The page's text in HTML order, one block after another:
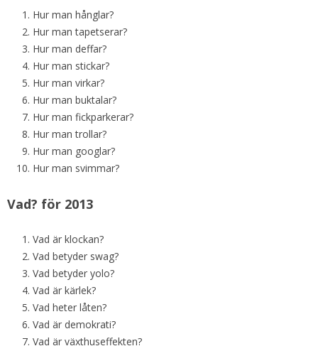
Hur man hånglar?
Hur man tapetserar?
Hur man deffar?
Hur man stickar?
Hur man virkar?
Hur man buktalar?
Hur man fickparkerar?
Hur man trollar?
Hur man googlar?
Hur man svimmar?
Vad? för 2013
Vad är klockan?
Vad betyder swag?
Vad betyder yolo?
Vad är kärlek?
Vad heter låten?
Vad är demokrati?
Vad är växthuseffekten?